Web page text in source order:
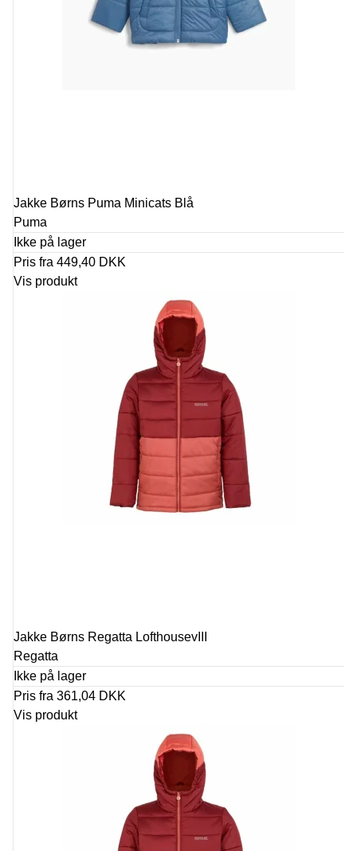
Jakke Børns Puma Minicats Blå
Puma
Ikke på lager
Pris fra 449,40 DKK
Vis produkt
Jakke Børns Regatta LofthousevIII
Regatta
Ikke på lager
Pris fra 361,04 DKK
Vis produkt